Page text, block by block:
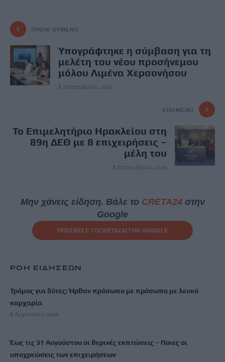
ΠΡΟΗΓΟΎΜΕΝΟ
Υπογράφτηκε η σύμβαση για τη
μελέτη του νέου προσήνεμου
μόλου Λιμένα Χερσονήσου
8 Σεπτεμβρίου, 2025
ΕΠΌΜΕΝΟ
Το Επιμελητήριο Ηρακλείου στη
89η ΔΕΘ με 8 επιχειρήσεις –
μέλη του
8 Σεπτεμβρίου, 2025
Μην χάνεις είδηση. Βάλε το CRETA24στην
Google
ΠΡΟΣΘΕΣΕ ΤΟCRETA24ΣΤΗΝ GOOGLE
ΡΟΗ ΕΙΔΗΣΕΩΝ
Τρόμος για δύτες: Ήρθαν πρόσωπο με πρόσωπο με λευκό
καρχαρία
8 Αυγούστου, 2026
Έως τις 31 Αυγούστου οι θερινές εκπτώσεις – Ποιες οι
υποχρεώσεις των επιχειρήσεων